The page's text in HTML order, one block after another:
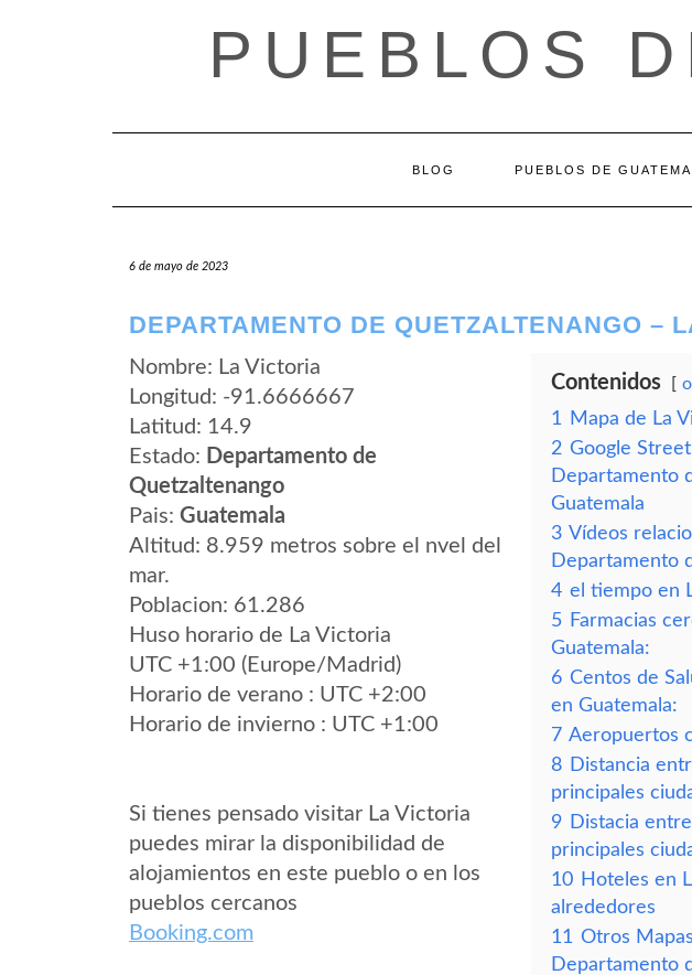
PUEBLOS
BLOG PUEBLOS DE
6 de mayo de 2023
DEPARTAMENTO DE QUETZALTENANGO –
Nombre: La Victoria
Longitud: -91.6666667
Latitud: 14.9
Estado: Departamento de
Quetzaltenango
Pais: Guatemala
Altitud: 8.959 metros sobre el nvel del
mar.
Poblacion: 61.286
Huso horario de La Victoria
UTC +1:00 (Europe/Madrid)
Horario de verano : UTC +2:00
Horario de invierno : UTC +1:00
Si tienes pensado visitar La Victoria
puedes mirar la disponibilidad de
alojamientos en este pueblo o en los
pueblos cercanos
Booking.com
Contenidos
1
Mapa de La
2 Google
Departamento
Guatemala
3 Vídeos
Departamento
4 el tiempo en
5 Farmacias
Guatemala:
6 Centos de
en Guatemala:
7 Aeropuertos
8 Distancia
principales
9 Distacia
principales
10 Hoteles en
alrededores
11 Otros
Departamento